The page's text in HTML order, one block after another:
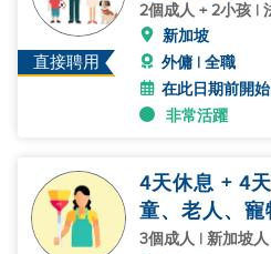
直接聘用
2個成人 + 2小孩 |
新加坡
外傭 | 全職
在此日期前開
非常活躍
4天休息 + 4
童、老人、寵
3個成人 | 新加坡人